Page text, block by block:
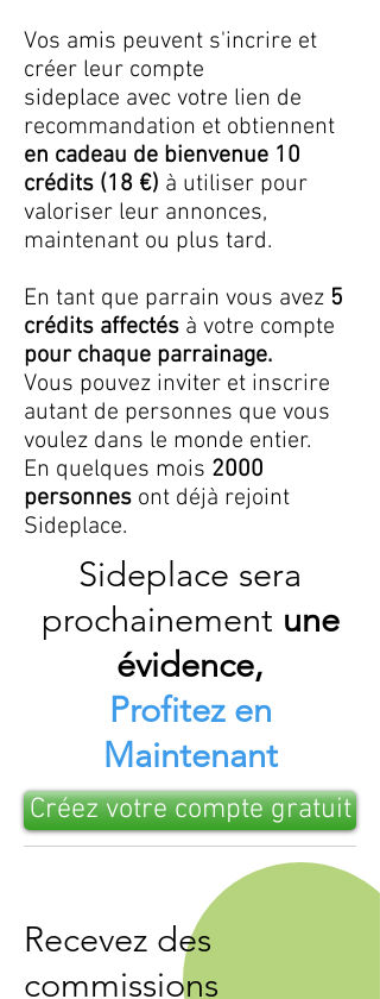
Vos amis peuvent s'incrire et
créer leur compte
sideplace avec votre lien de
recommandation et obtiennent
en cadeau de bienvenue 10
crédits (18 €) à utiliser pour
valoriser leur annonces,
maintenant ou plus tard.
En tant que parrain vous avez 5
crédits affectés à votre compte
pour chaque parrainage.
Vous pouvez inviter et inscrire
autant de personnes que vous
voulez dans le monde entier.
En quelques mois 2000
personnes ont déjà rejoint
Sideplace.
Sideplace sera
prochainement une
évidence,
Profitez en
Maintenant
Créez votre compte gratuit
Recevez des
commissions